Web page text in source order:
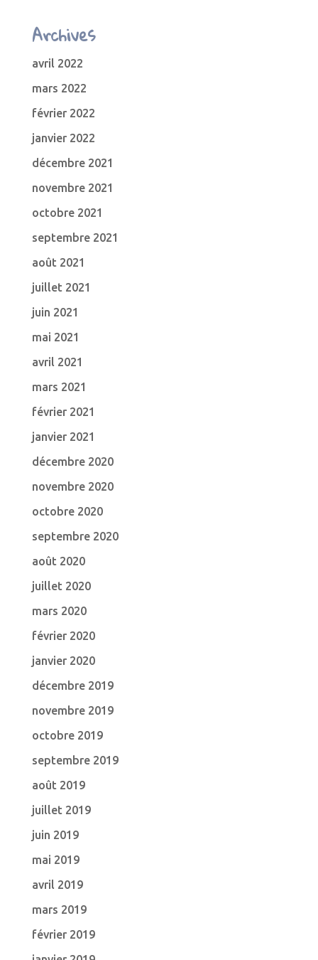
Archives
avril 2022
mars 2022
février 2022
janvier 2022
décembre 2021
novembre 2021
octobre 2021
septembre 2021
août 2021
juillet 2021
juin 2021
mai 2021
avril 2021
mars 2021
février 2021
janvier 2021
décembre 2020
novembre 2020
octobre 2020
septembre 2020
août 2020
juillet 2020
mars 2020
février 2020
janvier 2020
décembre 2019
novembre 2019
octobre 2019
septembre 2019
août 2019
juillet 2019
juin 2019
mai 2019
avril 2019
mars 2019
février 2019